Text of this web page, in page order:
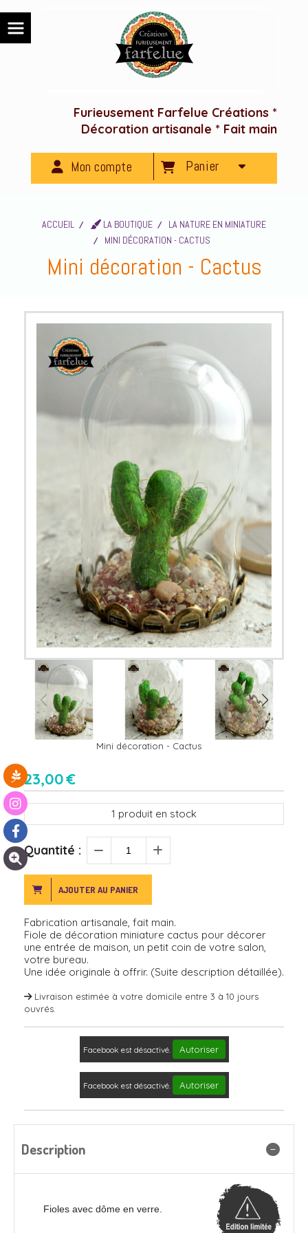
Furieusement Farfelue Créations *
Décoration artisanale * Fait main
Mon compte Panier
ACCUEIL LA BOUTIQUE
LA NATURE EN MINIATURE
MINI DÉCORATION - CACTUS
Mini décoration - Cactus
Mini décoration - Cactus
23,00€
1 produit en stock
Quantité :
AJOUTER AU PANIER
Fabrication artisanale, fait main.
Fiole de décoration miniature cactus pour décorer
une entrée de maison, un petit coin de votre salon,
votre bureau.
Une idée originale à offrir. (Suite description détaillée).
Livraison estimée à votre domicile entre 3 à 10 jours
ouvrés.
Facebook est désactivé. Autoriser
Facebook est désactivé. Autoriser
Description
Fioles avec dôme en verre.